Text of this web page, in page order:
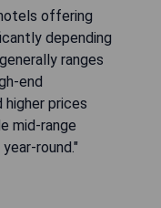
offering
depending
ranges
end
prices
mid-range
round."